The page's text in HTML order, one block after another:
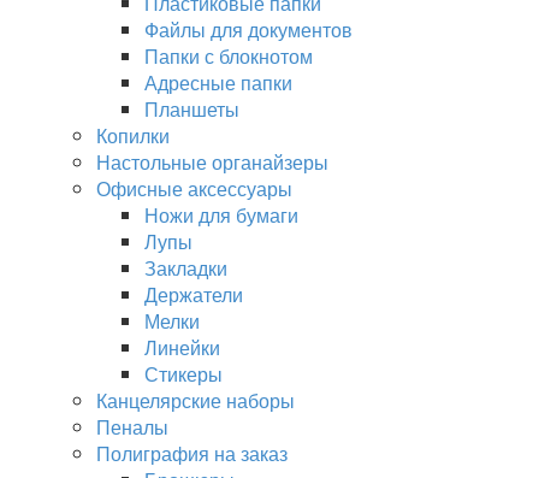
Файлы для документов
Папки с блокнотом
Адресные папки
Планшеты
Копилки
Настольные органайзеры
Офисные аксессуары
Ножи для бумаги
Лупы
Закладки
Держатели
Мелки
Линейки
Стикеры
Канцелярские наборы
Пеналы
Полиграфия на заказ